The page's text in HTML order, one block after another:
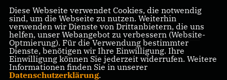
CDU Landesverband Baden-
Württemberg
CDU Deutschlands
Diese Webseite verwendet Cookies, die notwendig
sind, um die Webseite zu nutzen. Weiterhin
verwenden wir Dienste von Drittanbietern, die uns
helfen, unser Webangebot zu verbessern (Website-
Optmierung). Für die Verwendung bestimmter
Dienste, benötigen wir Ihre Einwilligung. Ihre
Einwilligung können Sie jederzeit widerrufen. Weitere
Informationen finden Sie in unserer
Datenschutzerklärung.